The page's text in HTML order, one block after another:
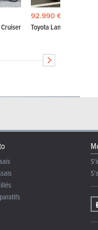
92.990 €
Toyota Land Cruiser